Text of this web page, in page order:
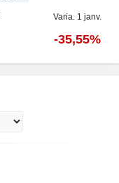
Varia. 1 janv.
-35,55%